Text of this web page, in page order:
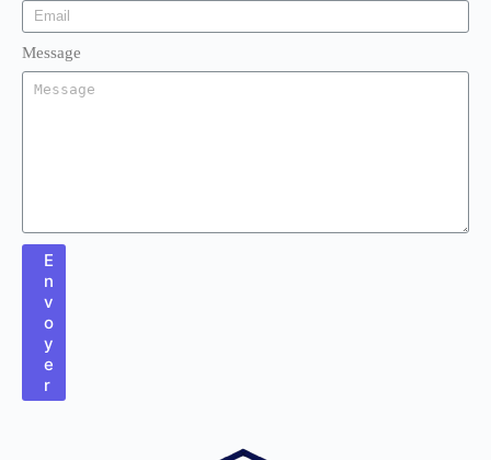
Message
E
n
v
o
y
e
r